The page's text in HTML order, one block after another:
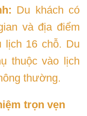
Du khách có
và địa điểm
lịch 16 chỗ. Du
thuộc vào lịch
thường.
trọn vẹn